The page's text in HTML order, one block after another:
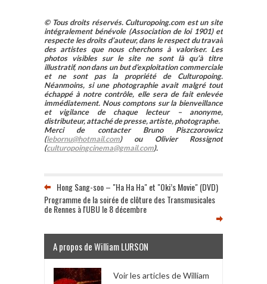
© Tous droits réservés. Culturopoing.com est un site
intégralement bénévole (Association de loi 1901) et
respecte les droits d’auteur, dans le respect du travail
des artistes que nous cherchons à valoriser. Les
photos visibles sur le site ne sont là qu’à titre
illustratif, non dans un but d’exploitation commerciale
et ne sont pas la propriété de Culturopoing.
Néanmoins, si une photographie avait malgré tout
échappé à notre contrôle, elle sera de fait enlevée
immédiatement. Nous comptons sur la bienveillance
et vigilance de chaque lecteur – anonyme,
distributeur, attaché de presse, artiste, photographe.
Merci de contacter Bruno Piszczorowicz
(lebornu@hotmail.com) ou Olivier Rossignot
(culturopoingcinema@gmail.com).
Hong Sang-soo – "Ha Ha Ha" et "Oki’s Movie" (DVD)
Programme de la soirée de clôture des Transmusicales
de Rennes à l'UBU le 8 décembre
A propos de William LURSON
Voir les articles de William